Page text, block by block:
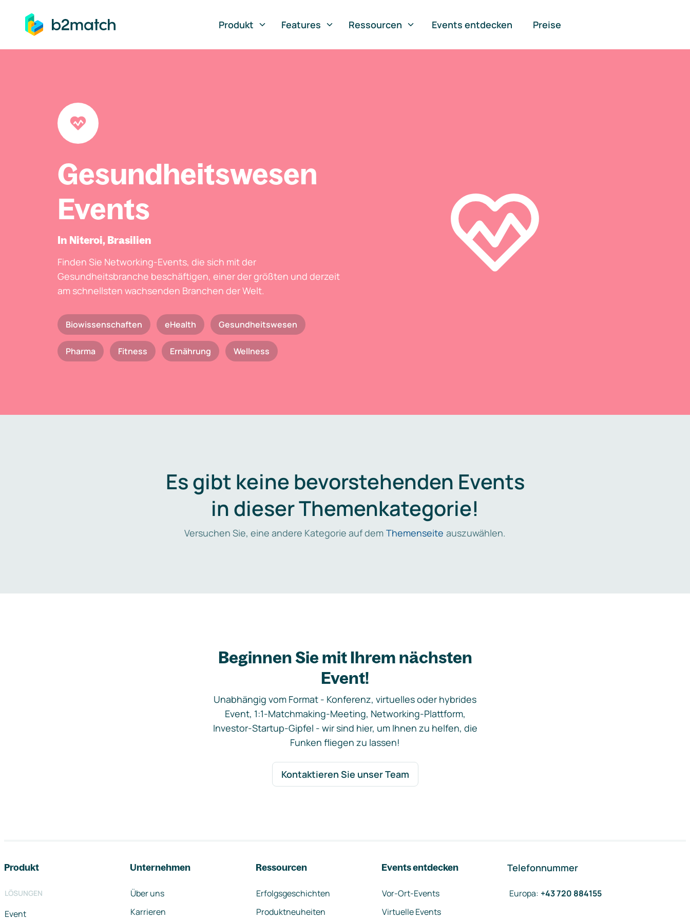
springen
Produkt
Features Ressourcen Events entdecken Preise
Gesundheitswesen
Events
In Niteroi, Brasilien
Finden Sie Networking-Events, die sich mit der
Gesundheitsbranche beschäftigen, einer der größten und derzeit
am schnellsten wachsenden Branchen der Welt.
Biowissenschaften eHealth Gesundheitswesen
Pharma Fitness Ernährung Wellness
Es gibt keine bevorstehenden Events
in dieser Themenkategorie!
Versuchen Sie, eine andere Kategorie auf dem Themenseite auszuwählen.
Beginnen Sie mit Ihrem nächsten
Event!
Unabhängig vom Format - Konferenz, virtuelles oder hybrides
Event, 1:1-Matchmaking-Meeting, Networking-Plattform,
Investor-Startup-Gipfel - wir sind hier, um Ihnen zu helfen, die
Funken fliegen zu lassen!
Kontaktieren Sie unser Team
Produkt
LÖSUNGEN
Event
Unternehmen
Über uns
Karrieren
Ressourcen
Erfolgsgeschichten
Produktneuheiten
Events entdecken
Vor-Ort-Events
Virtuelle Events
Telefonnummer
Europa: +43 720 884155